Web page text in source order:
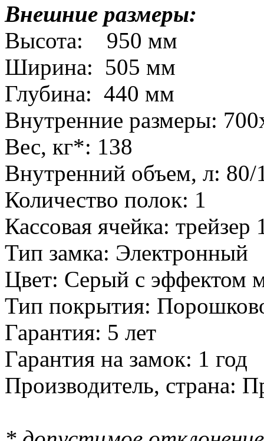
Внешние размеры:
Высота: 950 мм
Ширина: 505 мм
Глубина: 440 мм
Внутренние размеры:
Вес, кг*: 138
Внутренний объем, л: 80/
Количество полок: 1
Кассовая ячейка:
Тип замка: Электронный
Цвет: Серый с эффектом
Тип покрытия:
Гарантия: 5 лет
Гарантия на замок: 1 год
Производитель, страна: